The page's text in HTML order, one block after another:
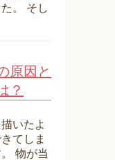
。 そし
原因と
？
いたよ
てしま
物が当